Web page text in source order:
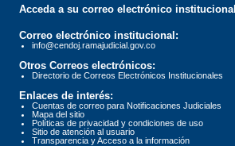
Acceda a su correo electrónico institucional
Correo electrónico institucional:
info@cendoj.ramajudicial.gov.co
Otros Correos electrónicos:
Directorio de Correos Electrónicos Institucionales
Enlaces de interés:
Cuentas de correo para Notificaciones Judiciales
Mapa del sitio
Políticas de privacidad y condiciones de uso
Sitio de atención al usuario
Transparencia y Acceso a la información